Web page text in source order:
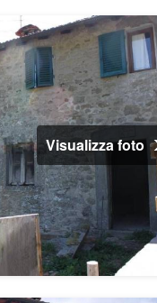
Visualizza foto